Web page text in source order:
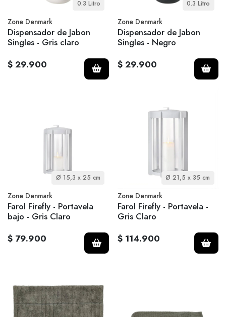
0.3 Litro
Zone Denmark
Dispensador de Jabon
Singles - Gris claro
$ 29.900
0.3 Litro
Zone Denmark
Dispensador de Jabon
Singles - Negro
$ 29.900
Ø 15,3 x 25 cm
Zone Denmark
Farol Firefly - Portavela
bajo - Gris Claro
$ 79.900
Ø 21,5 x 35 cm
Zone Denmark
Farol Firefly - Portavela -
Gris Claro
$ 114.900